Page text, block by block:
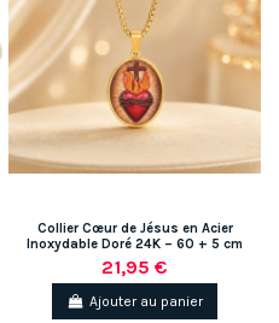
Collier Cœur de Jésus en Acier
Inoxydable Doré 24K – 60 + 5 cm
21,95 €
Ajouter au panier